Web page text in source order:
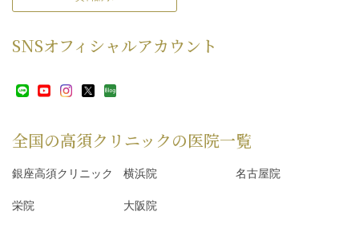
SNSオフィシャルアカウント
全国の高須クリニックの医院一覧
銀座高須クリニック 横浜院 名古屋院
栄院 大阪院